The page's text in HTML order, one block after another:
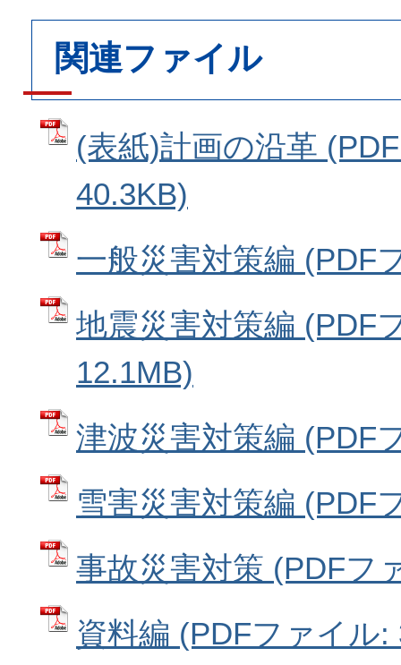
関連ファイル
(表紙)計画の沿革
40.3KB)
一般災害対策編 (PDF
地震災害対策編 (PDF
12.1MB)
津波災害対策編 (PDF
雪害災害対策編 (PDF
事故災害対策 (PDFフ
資料編 (PDFファイル: